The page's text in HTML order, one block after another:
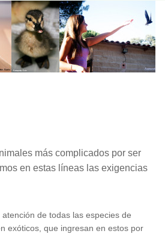
más complicados por ser
en estas líneas las exigencias
de todas las especies de
exóticos, que ingresan en estos por